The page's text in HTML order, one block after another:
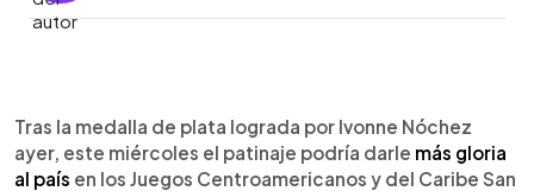
Escuchar artículo
Tras la medalla de plata lograda por Ivonne Nóchez
ayer, este miércoles el patinaje podría darle más gloria
al país en los Juegos Centroamericanos y del Caribe San